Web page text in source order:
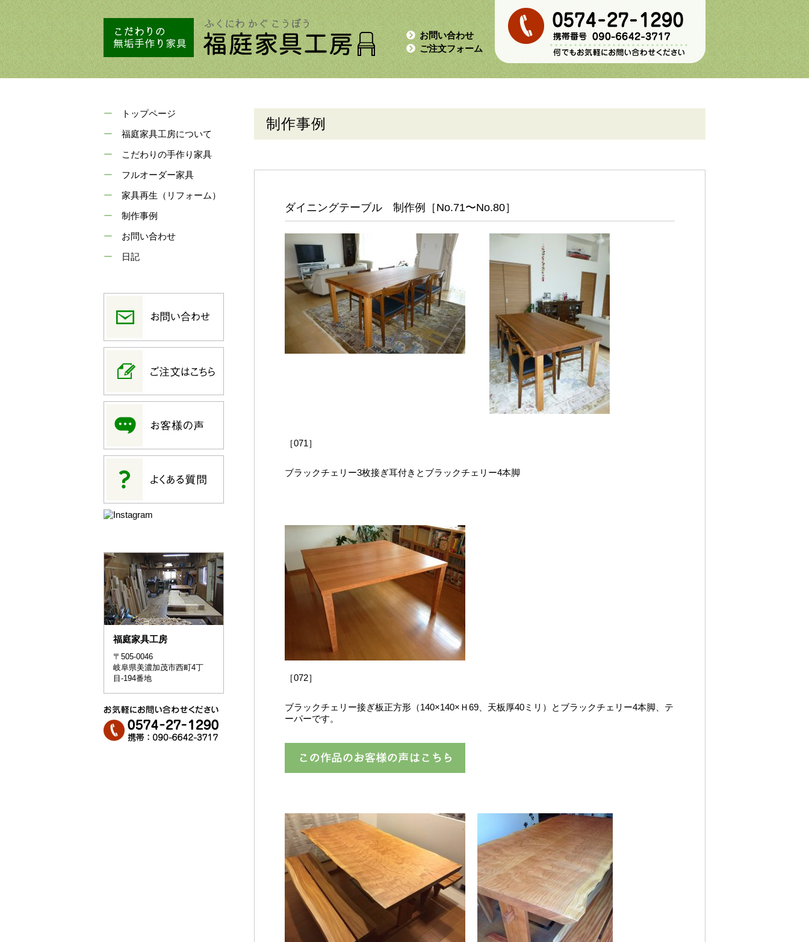
お問い合わせ
ご注文フォーム
トップページ
福庭家具工房について
こだわりの手作り家具
フルオーダー家具
家具再生（リフォーム）
制作事例
お問い合わせ
日記
福庭家具工房
〒505-0046
岐阜県美濃加茂市西町4丁
目-194番地
制作事例
ダイニングテーブル 制作例［No.71〜No.80］
［071］
ブラックチェリー3枚接ぎ耳付きとブラックチェリー4本脚
［072］
ブラックチェリー接ぎ板正方形（140×140×Ｈ69、天板厚40ミリ）とブラックチェリー4本脚、テ
ーパーです。